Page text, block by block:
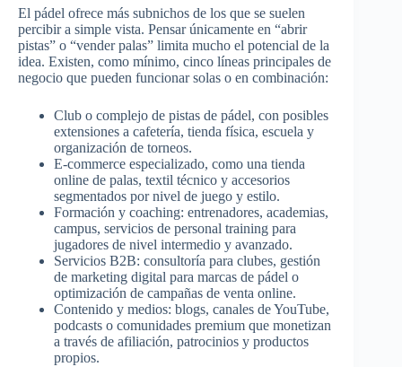
El pádel ofrece más subnichos de los que se suelen
percibir a simple vista. Pensar únicamente en “abrir
pistas” o “vender palas” limita mucho el potencial de la
idea. Existen, como mínimo, cinco líneas principales de
negocio que pueden funcionar solas o en combinación:​
Club o complejo de pistas de pádel, con posibles
extensiones a cafetería, tienda física, escuela y
organización de torneos.​
E-commerce especializado, como una tienda
online de palas, textil técnico y accesorios
segmentados por nivel de juego y estilo.​
Formación y coaching: entrenadores, academias,
campus, servicios de personal training para
jugadores de nivel intermedio y avanzado.​
Servicios B2B: consultoría para clubes, gestión
de marketing digital para marcas de pádel o
optimización de campañas de venta online.​
Contenido y medios: blogs, canales de YouTube,
podcasts o comunidades premium que monetizan
a través de afiliación, patrocinios y productos
propios.​